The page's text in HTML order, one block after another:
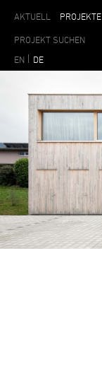
AKTUELL PROJEKTE
EN DE